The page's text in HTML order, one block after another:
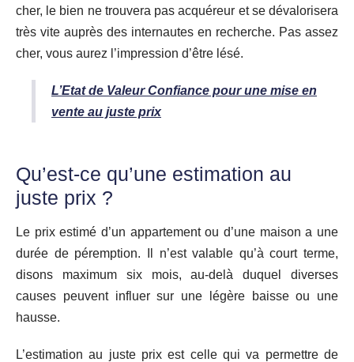
cher, le bien ne trouvera pas acquéreur et se dévalorisera
très vite auprès des internautes en recherche. Pas assez
cher, vous aurez l’impression d’être lésé.
L’Etat de Valeur Confiance pour une mise en
vente au juste prix
Qu’est-ce qu’une estimation au
juste prix ?
Le prix estimé d’un appartement ou d’une maison a une
durée de péremption. Il n’est valable qu’à court terme,
disons maximum six mois, au-delà duquel diverses
causes peuvent influer sur une légère baisse ou une
hausse.
L’estimation au juste prix est celle qui va permettre de